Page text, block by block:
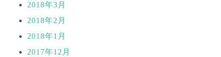
2018年3月
2018年2月
2018年1月
2017年12月